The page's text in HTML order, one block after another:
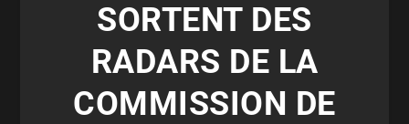
SORTENT DES
RADARS DE LA
COMMISSION DE